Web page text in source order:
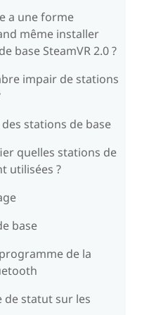
a une forme
même installer
base SteamVR 2.0 ?
impair de stations
stations de base
quelles stations de
utilisées ?
base
de la
de statut sur les